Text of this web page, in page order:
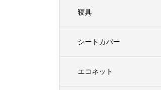
寝具
シートカバー
エコネット